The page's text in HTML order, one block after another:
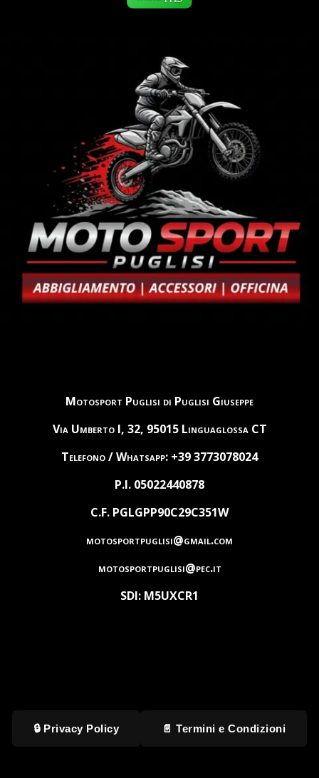
Motosport Puglisi di Puglisi Giuseppe
Via Umberto I, 32, 95015 Linguaglossa CT
Telefono / Whatsapp: +39 3773078024
P.I. 05022440878
C.F. PGLGPP90C29C351W
motosportpuglisi@gmail.com
motosportpuglisi@pec.it
SDI: M5UXCR1
🔒 Privacy Policy 📄 Termini e Condizioni